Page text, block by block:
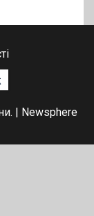
Newsphere